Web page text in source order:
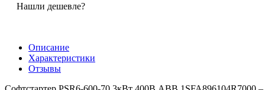
Нашли дешевле?
Описание
Характеристики
Отзывы